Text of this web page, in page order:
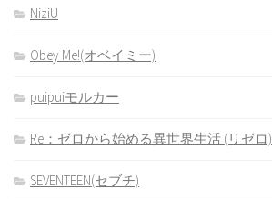
NiziU
Obey Me!(オベイミー)
puipuiモルカー
Re：ゼロから始める異世界生活 (リゼロ)
SEVENTEEN(セブチ)